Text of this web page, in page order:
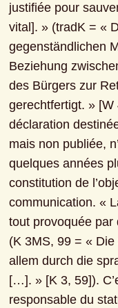
justifiée pour
vital]. » (tradK = «
gegenständlichen
Beziehung
des Bürgers zur
gerechtfertigt. »
déclaration
mais non publiée,
quelques années
constitution de
communication. «
tout provoquée
(K 3MS, 99 = «
allem durch die
[…]. » [K 3, 59]).
responsable du